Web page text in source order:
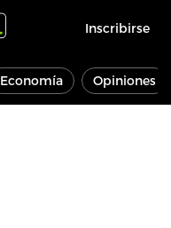
Inscribirse
Economía Opiniones